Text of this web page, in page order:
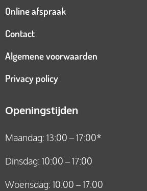
Online afspraak
Contact
Algemene voorwaarden
Privacy policy
Openingstijden
Maandag: 13:00 – 17:00*
Dinsdag: 10:00 – 17:00
Woensdag: 10:00 – 17:00